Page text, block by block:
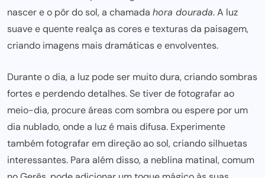
nascer e o pôr do sol, a chamada hora dourada. A luz
suave e quente realça as cores e texturas da paisagem,
criando imagens mais dramáticas e envolventes.
Durante o dia, a luz pode ser muito dura, criando sombras
fortes e perdendo detalhes. Se tiver de fotografar ao
meio-dia, procure áreas com sombra ou espere por um
dia nublado, onde a luz é mais difusa. Experimente
também fotografar em direção ao sol, criando silhuetas
interessantes. Para além disso, a neblina matinal, comum